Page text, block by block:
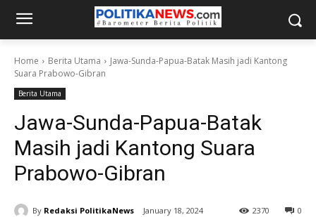
Home Berita Utama
Jawa-Sunda-Papua-Batak Masih jadi Kantong
Suara Prabowo-Gibran
Berita Utama
Jawa-Sunda-Papua-Batak
Masih jadi Kantong Suara
Prabowo-Gibran
By Redaksi PolitikaNews January 18, 2024 0
2370